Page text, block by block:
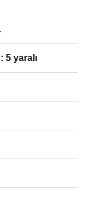
5 yaralı